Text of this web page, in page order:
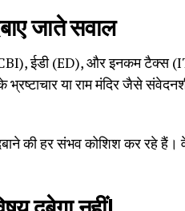
जाते सवाल
ईडी (ED), और इनकम टैक्स
या राम मंदिर जैसे
की हर संभव कोशिश कर रहे हैं।